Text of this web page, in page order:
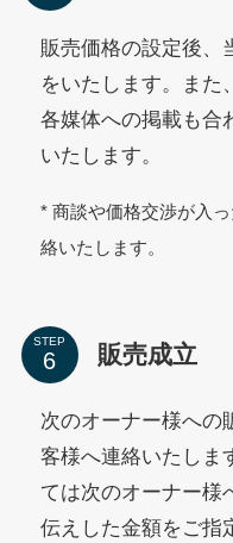
販売価格の設定後、
をいたします。また
各媒体への掲載も合
いたします。
* 商談や価格交渉が入
絡いたします。
STEP 販売成立
次のオーナー様への
客様へ連絡いたしま
ては次のオーナー様
伝えした金額をご指